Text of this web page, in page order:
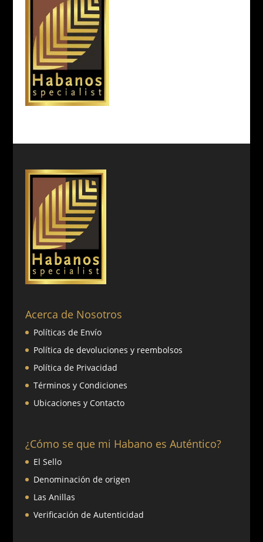
Acerca de Nosotros
Políticas de Envío
Política de devoluciones y reembolsos
Política de Privacidad
Términos y Condiciones
Ubicaciones y Contacto
¿Cómo se que mi Habano es Auténtico?
El Sello
Denominación de origen
Las Anillas
Verificación de Autenticidad